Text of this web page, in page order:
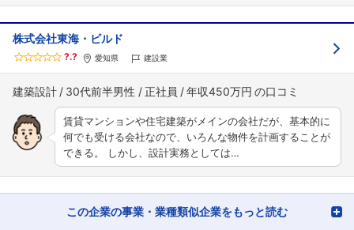
株式会社東海・ビルド
?.? 愛知県 建設業
建築設計 30代前半男性 正社員 年収450万円
賃貸マンションや住宅建築がメインの会社だが、基本的に
何でも受ける会社なので、いろんな物件を計画することが
できる。 しかし、設計実務としては…
この企業の事業・業種類似企業をもっと読む